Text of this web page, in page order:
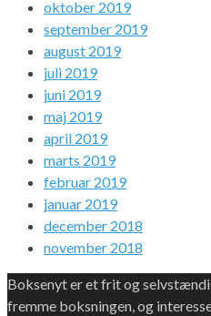
oktober 2019
september 2019
august 2019
juli 2019
juni 2019
maj 2019
april 2019
marts 2019
februar 2019
januar 2019
december 2018
november 2018
Boksenyt er et frit og
fremme boksningen, og